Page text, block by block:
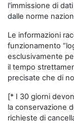
l'immissione di
dalle norme
Le informazioni
funzionamento
esclusivamente
il tempo
precisate che di
[* I 30 giorni
la conservazione
richieste di